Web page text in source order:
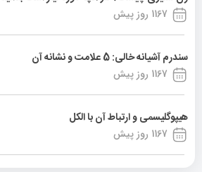
1167 روز پیش
سندرم آشیانه خالی: 5 علامت و نشانه آن
1167 روز پیش
هیپوگلیسمی و ارتباط آن با الکل
1167 روز پیش